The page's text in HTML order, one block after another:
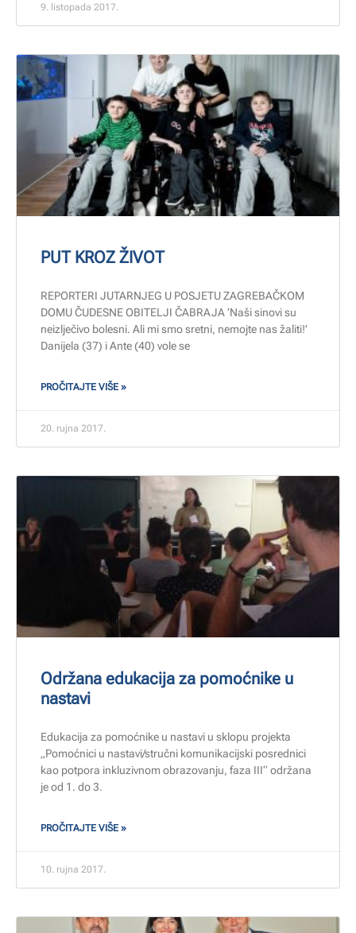
9. listopada 2017.
PUT KROZ ŽIVOT
REPORTERI JUTARNJEG U POSJETU ZAGREBAČKOM
DOMU ČUDESNE OBITELJI ČABRAJA ‘Naši sinovi su
neizlječivo bolesni. Ali mi smo sretni, nemojte nas žaliti!’
Danijela (37) i Ante (40) vole se
PROČITAJTE VIŠE »
20. rujna 2017.
Održana edukacija za pomoćnike u
nastavi
Edukacija za pomoćnike u nastavi u sklopu projekta
„Pomoćnici u nastavi/stručni komunikacijski posrednici
kao potpora inkluzivnom obrazovanju, faza III“ održana
je od 1. do 3.
PROČITAJTE VIŠE »
10. rujna 2017.